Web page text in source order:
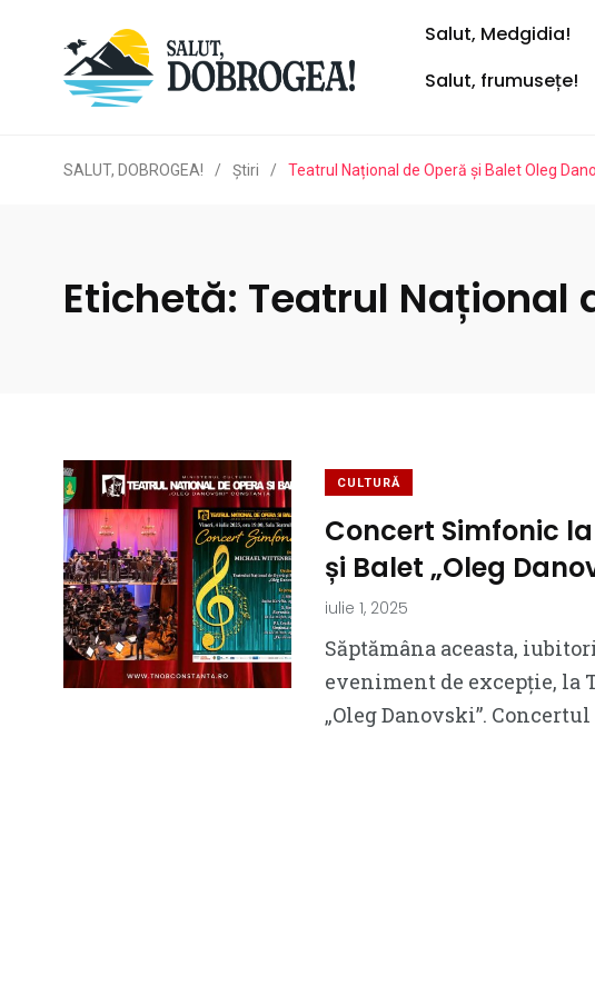
Salut, Medgidia!
Salut, frumusețe!
SALUT, DOBROGEA! / Ştiri / Teatrul Național de Operă și Balet Oleg
Etichetă: Teatrul Național
CULTURĂ
Concert Simfonic
și Balet „Oleg
iulie 1, 2025
Săptămâna aceasta,
eveniment de excepție, la
„Oleg Danovski”.